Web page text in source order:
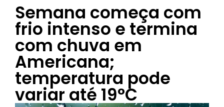
Semana começa com
frio intenso e termina
com chuva em
Americana;
temperatura pode
variar até 19°C